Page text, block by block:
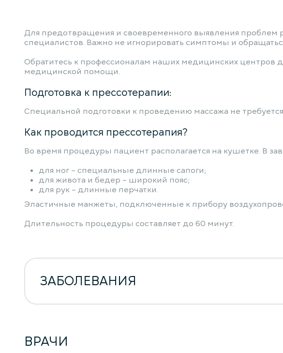
Для предотвращения и своевременного выявления проблем
специалистов. Важно не игнорировать симптомы и
Обратитесь к профессионалам наших медицинских центров
медицинской помощи.
Подготовка к прессотерапии:
Специальной подготовки к проведению массажа не
Как проводится прессотерапия?
Во время процедуры пациент располагается на кушетке. В
для ног – специальные длинные сапоги;
для живота и бедер – широкий пояс;
для рук – длинные перчатки.
Эластичные манжеты, подключенные к прибору
Длительность процедуры составляет до 60 минут.
ЗАБОЛЕВАНИЯ
ВРАЧИ